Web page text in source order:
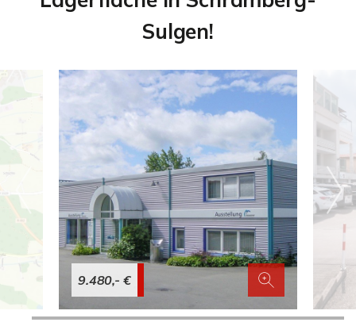
Sulgen!
9.480,- €